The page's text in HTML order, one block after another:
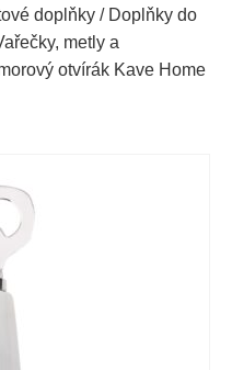
doplňky / Doplňky do
metly a
otvírák Kave Home